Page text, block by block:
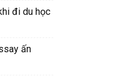
đi du học
ấn